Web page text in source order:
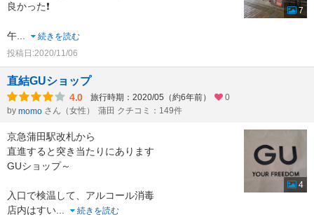
良かった❗
午
続きを読む
投稿日:2020/11/06
7
直結GUショップ
4.0 旅行時期：2020/05（約6年前）
0
by momo さん（女性） 蒲田 クチコミ：149件
京急蒲田駅改札から
直進すると突き当たりにあります
GUショップ～
入口で検温して、アルコール消毒
店内はすい
続きを読む
4